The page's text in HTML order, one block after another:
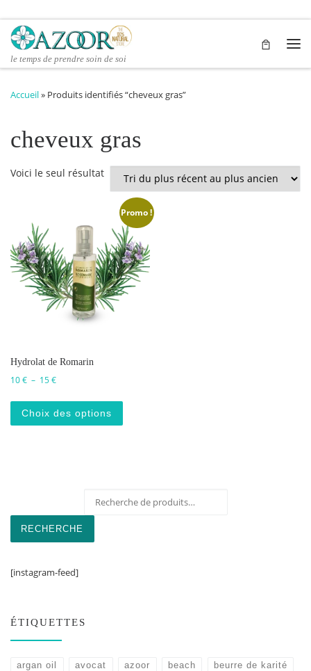
Passer au contenu
le temps de prendre soin de soi
Accueil» Produits identifiés “cheveux gras”
cheveux gras
Voici le seul résultat
Promo !
Hydrolat de Romarin
10€ – 15€Plage de prix : 10 € à 15 €
Choix des options
RECHERCHE
[instagram-feed]
ÉTIQUETTES
argan oil avocat azoor beach beurre de karité